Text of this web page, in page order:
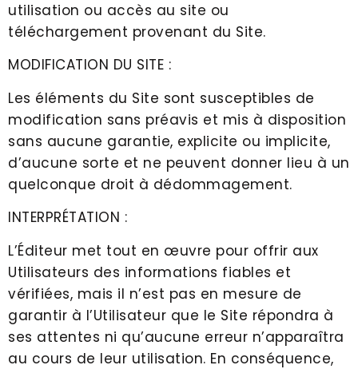
utilisation ou accès au site ou
téléchargement provenant du Site.
MODIFICATION DU SITE :
Les éléments du Site sont susceptibles de
modification sans préavis et mis à disposition
sans aucune garantie, explicite ou implicite,
d’aucune sorte et ne peuvent donner lieu à un
quelconque droit à dédommagement.
INTERPRÉTATION :
L’Éditeur met tout en œuvre pour offrir aux
Utilisateurs des informations fiables et
vérifiées, mais il n’est pas en mesure de
garantir à l’Utilisateur que le Site répondra à
ses attentes ni qu’aucune erreur n’apparaîtra
au cours de leur utilisation. En conséquence,